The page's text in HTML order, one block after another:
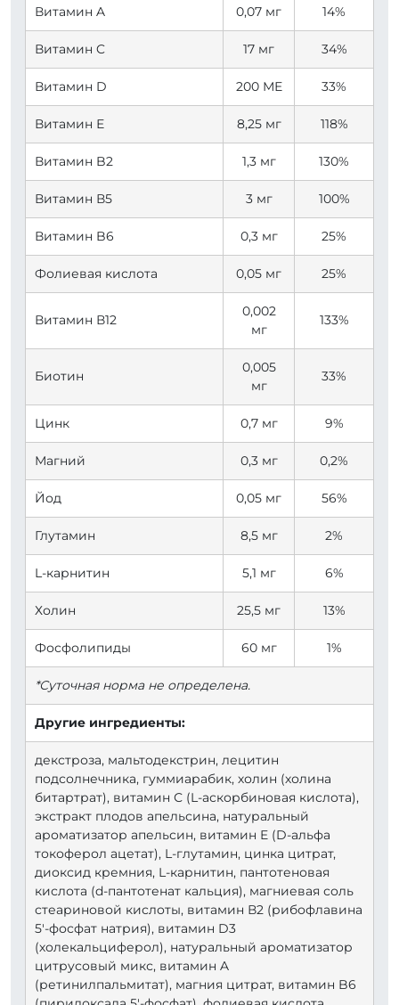
Витамин A 0,07 мг 14%
Витамин C 17 мг 34%
Витамин D 200 МЕ 33%
Витамин Е 8,25 мг 118%
Витамин B2 1,3 мг 130%
Витамин В5 3 мг 100%
Витамин B6 0,3 мг 25%
Фолиевая кислота 0,05 мг 25%
Витамин В12
0,002
мг
133%
Биотин
0,005
мг
33%
Цинк 0,7 мг 9%
Магний 0,3 мг 0,2%
Йод 0,05 мг 56%
Глутамин 8,5 мг 2%
L-карнитин 5,1 мг 6%
Холин 25,5 мг 13%
Фосфолипиды 60 мг 1%
*Суточная норма не определена.
Другие ингредиенты:
декстроза, мальтодекстрин, лецитин
подсолнечника, гуммиарабик, холин (холина
битартрат), витамин С (L-аскорбиновая кислота),
экстракт плодов апельсина, натуральный
ароматизатор апельсин, витамин E (D-альфа
токоферол ацетат), L-глутамин, цинка цитрат,
диоксид кремния, L-карнитин, пантотеновая
кислота (d-пантотенат кальция), магниевая соль
стеариновой кислоты, витамин В2 (рибофлавина
5'-фосфат натрия), витамин D3
(холекальциферол), натуральный ароматизатор
цитрусовый микс, витамин A
(ретинилпальмитат), магния цитрат, витамин B6